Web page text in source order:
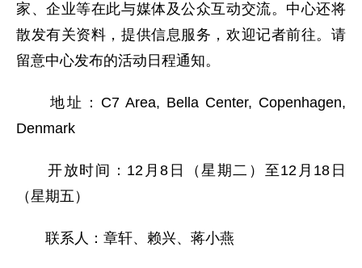
家、企业等在此与媒体及公众互动交流。中心还将
散发有关资料，提供信息服务，欢迎记者前往。请
留意中心发布的活动日程通知。
地址：C7 Area, Bella Center, Copenhagen,
Denmark
开放时间：12月8日（星期二）至12月18日
（星期五）
联系人：章轩、赖兴、蒋小燕